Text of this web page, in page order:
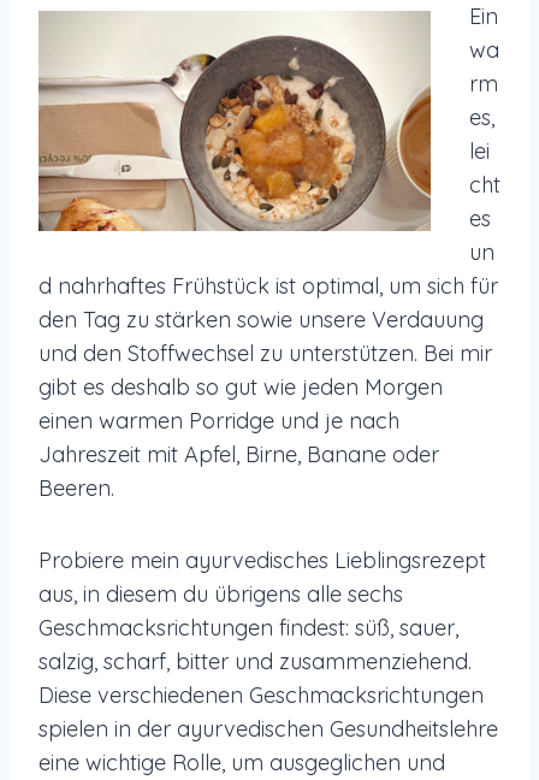
Ein
wa
rm
es,
lei
cht
es
un
d nahrhaftes Frühstück ist optimal, um sich für
den Tag zu stärken sowie unsere Verdauung
und den Stoffwechsel zu unterstützen. Bei mir
gibt es deshalb so gut wie jeden Morgen
einen warmen Porridge und je nach
Jahreszeit mit Apfel, Birne, Banane oder
Beeren.
Probiere mein ayurvedisches Lieblingsrezept
aus, in diesem du übrigens alle sechs
Geschmacksrichtungen findest: süß, sauer,
salzig, scharf, bitter und zusammenziehend.
Diese verschiedenen Geschmacksrichtungen
spielen in der ayurvedischen Gesundheitslehre
eine wichtige Rolle, um ausgeglichen und